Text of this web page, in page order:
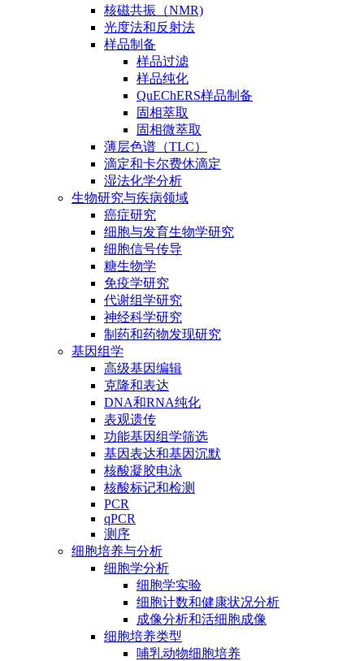
核磁共振（NMR)
光度法和反射法
样品制备
样品过滤
样品纯化
QuEChERS样品制备
固相萃取
固相微萃取
薄层色谱（TLC）
滴定和卡尔费休滴定
湿法化学分析
生物研究与疾病领域
癌症研究
细胞与发育生物学研究
细胞信号传导
糖生物学
免疫学研究
代谢组学研究
神经科学研究
制药和药物发现研究
基因组学
高级基因编辑
克隆和表达
DNA和RNA纯化
表观遗传
功能基因组学筛选
基因表达和基因沉默
核酸凝胶电泳
核酸标记和检测
PCR
qPCR
测序
细胞培养与分析
细胞学分析
细胞学实验
细胞计数和健康状况分析
成像分析和活细胞成像
细胞培养类型
哺乳动物细胞培养